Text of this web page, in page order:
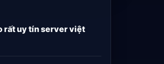
rất uy tín server việt